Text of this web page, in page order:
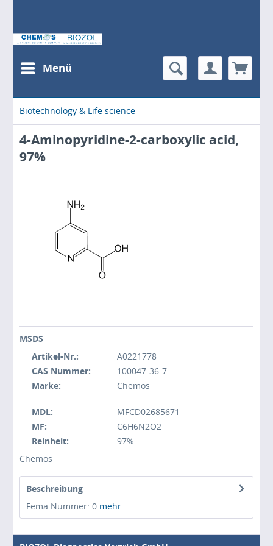
Menü
Biotechnology & Life science
4-Aminopyridine-2-carboxylic acid,
97%
MSDS
Artikel-Nr.:
A0221778
CAS Nummer:
100047-36-7
Marke:
Chemos
MDL:
MFCD02685671
MF:
C6H6N2O2
Reinheit:
97%
Chemos
Beschreibung
Fema Nummer: 0 mehr